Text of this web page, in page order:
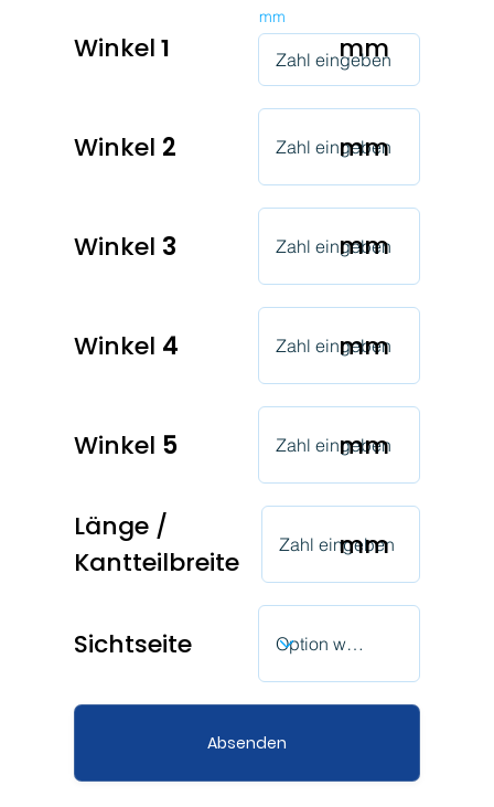
mm
Winkel1 mm
Winkel 2 mm
Winkel 3 mm
Winkel 4 mm
Winkel 5 mm
Länge /
Kantteilbreite
mm
Sichtseite
Absenden